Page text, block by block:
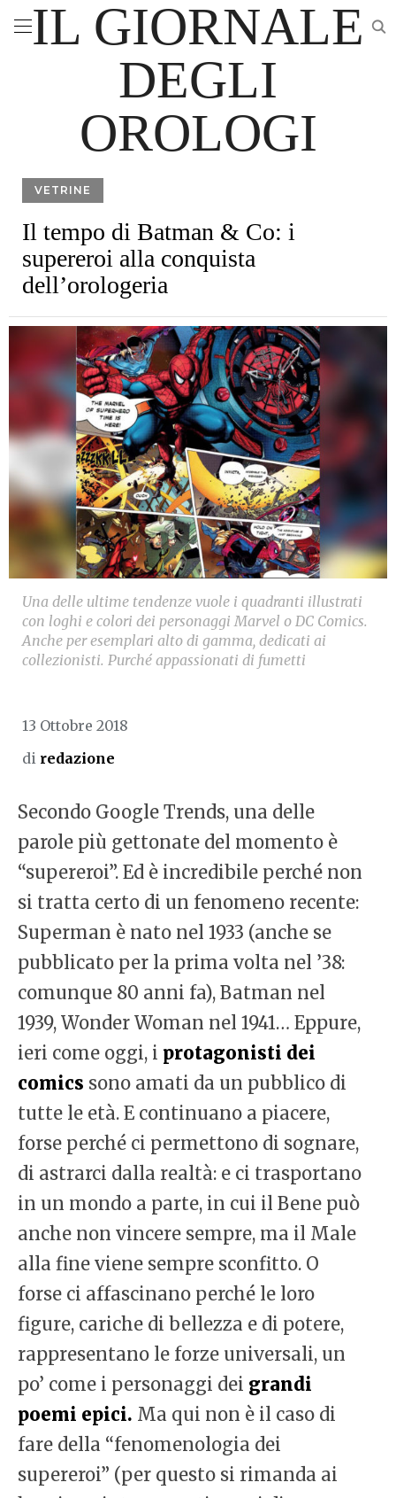
IL GIORNALE
DEGLI
OROLOGI
VETRINE
Il tempo di Batman & Co: i
supereroi alla conquista
dell’orologeria
Una delle ultime tendenze vuole i quadranti illustrati
con loghi e colori dei personaggi Marvel o DC Comics.
Anche per esemplari alto di gamma, dedicati ai
collezionisti. Purché appassionati di fumetti
13 Ottobre 2018
di redazione
Secondo Google Trends, una delle
parole più gettonate del momento è
“supereroi”. Ed è incredibile perché non
si tratta certo di un fenomeno recente:
Superman è nato nel 1933 (anche se
pubblicato per la prima volta nel ’38:
comunque 80 anni fa), Batman nel
1939, Wonder Woman nel 1941… Eppure,
ieri come oggi, i protagonisti dei
comics sono amati da un pubblico di
tutte le età. E continuano a piacere,
forse perché ci permettono di sognare,
di astrarci dalla realtà: e ci trasportano
in un mondo a parte, in cui il Bene può
anche non vincere sempre, ma il Male
alla fine viene sempre sconfitto. O
forse ci affascinano perché le loro
figure, cariche di bellezza e di potere,
rappresentano le forze universali, un
po’ come i personaggi dei grandi
poemi epici. Ma qui non è il caso di
fare della “fenomenologia dei
supereroi” (per questo si rimanda ai